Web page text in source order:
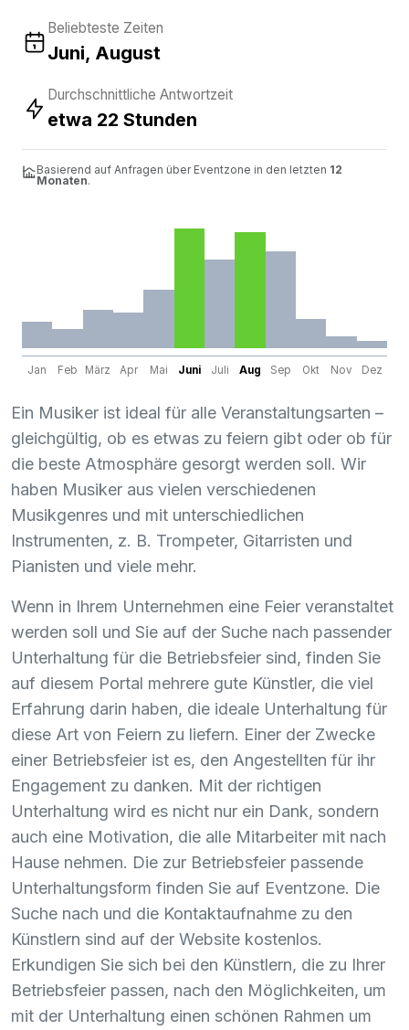
Beliebteste Zeiten
Juni, August
Durchschnittliche Antwortzeit
etwa 22 Stunden
Basierend auf Anfragen über Eventzone in den letzten 12
Monaten.
Jan Feb März Apr Mai Juni Juli Aug Sep Okt Nov Dez
Ein Musiker ist ideal für alle Veranstaltungsarten –
gleichgültig, ob es etwas zu feiern gibt oder ob für
die beste Atmosphäre gesorgt werden soll. Wir
haben Musiker aus vielen verschiedenen
Musikgenres und mit unterschiedlichen
Instrumenten, z. B. Trompeter, Gitarristen und
Pianisten und viele mehr.
Wenn in Ihrem Unternehmen eine Feier veranstaltet
werden soll und Sie auf der Suche nach passender
Unterhaltung für die Betriebsfeier sind, finden Sie
auf diesem Portal mehrere gute Künstler, die viel
Erfahrung darin haben, die ideale Unterhaltung für
diese Art von Feiern zu liefern. Einer der Zwecke
einer Betriebsfeier ist es, den Angestellten für ihr
Engagement zu danken. Mit der richtigen
Unterhaltung wird es nicht nur ein Dank, sondern
auch eine Motivation, die alle Mitarbeiter mit nach
Hause nehmen. Die zur Betriebsfeier passende
Unterhaltungsform finden Sie auf Eventzone. Die
Suche nach und die Kontaktaufnahme zu den
Künstlern sind auf der Website kostenlos.
Erkundigen Sie sich bei den Künstlern, die zu Ihrer
Betriebsfeier passen, nach den Möglichkeiten, um
mit der Unterhaltung einen schönen Rahmen um